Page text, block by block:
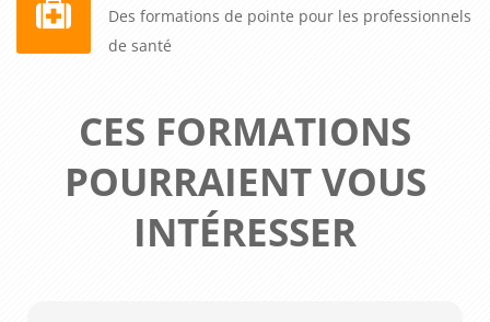
Des formations de pointe pour les professionnels
de santé
CES FORMATIONS
POURRAIENT VOUS
INTÉRESSER